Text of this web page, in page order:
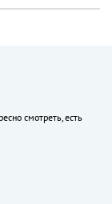
смотреть, есть